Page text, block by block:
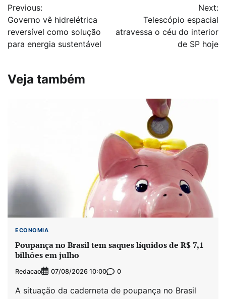
de
Post
Previous:
Governo vê hidrelétrica
reversível como solução
para energia sustentável
Next:
Telescópio espacial
atravessa o céu do interior
de SP hoje
Veja também
ECONOMIA
Poupança no Brasil tem saques líquidos de R$ 7,1
bilhões em julho
Redacao 07/08/2026 10:00 0
A situação da caderneta de poupança no Brasil